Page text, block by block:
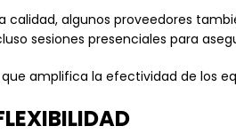
algunos proveedores
sesiones presenciales para
amplifica la efectividad de los